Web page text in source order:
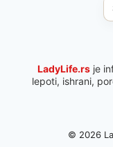
LadyLife.rsje
lepoti, ishrani,
© 2026